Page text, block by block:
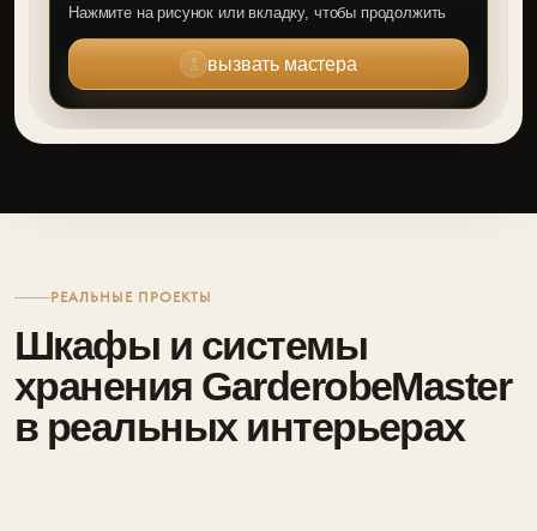
Нажмите на рисунок или вкладку, чтобы продолжить
вызвать мастера
РЕАЛЬНЫЕ ПРОЕКТЫ
Шкафы и системы
хранения GarderobeMaster
в реальных интерьерах